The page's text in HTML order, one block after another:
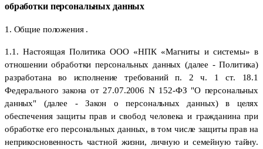
обработки персональных данных
1. Общие положения .
1.1. Настоящая Политика ООО «НПК «Магниты и системы» в
отношении обработки персональных данных (далее - Политика)
разработана во исполнение требований п. 2 ч. 1 ст. 18.1
Федерального закона от 27.07.2006 N 152-ФЗ "О персональных
данных" (далее - Закон о персональных данных) в целях
обеспечения защиты прав и свобод человека и гражданина при
обработке его персональных данных, в том числе защиты прав на
неприкосновенность частной жизни, личную и семейную тайну.